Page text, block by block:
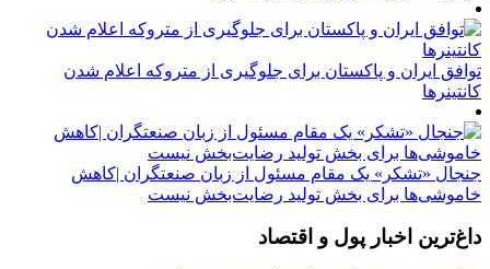
توافق ایران و پاکستان برای جلوگیری از متروکه اعلام شدن
کانتینرها
جنجال «تشکر» یک مقام مسئول از زبان صنعتگران |کاهش
خاموشی‌ها برای بخش تولید رضایت‌بخش نیست
داغ‌ترین اخبار پول و اقتصاد